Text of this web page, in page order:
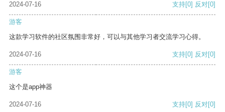
2024-07-16
支持[0] 反对[0]
游客
这款学习软件的社区氛围非常好，可以与其他学习者交流学习心得。
2024-07-16 支持[0] 反对[0]
游客
这个是app神器
2024-07-16 支持[0] 反对[0]